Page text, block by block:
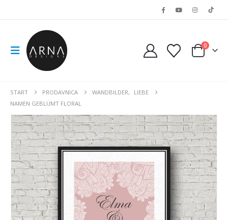
0
START PRODAVNICA WANDBILDER,
LIEBE
NAMEN GEBLÜMT FLORAL